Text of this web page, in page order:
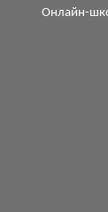
Онлайн-